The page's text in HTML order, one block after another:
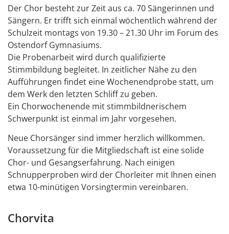
Der Chor besteht zur Zeit aus ca. 70 Sängerinnen und
Sängern. Er trifft sich einmal wöchentlich während der
Schulzeit montags von 19.30 – 21.30 Uhr im Forum des
Ostendorf Gymnasiums.
Die Probenarbeit wird durch qualifizierte
Stimmbildung begleitet. In zeitlicher Nähe zu den
Aufführungen findet eine Wochenendprobe statt, um
dem Werk den letzten Schliff zu geben.
Ein Chorwochenende mit stimmbildnerischem
Schwerpunkt ist einmal im Jahr vorgesehen.
Neue Chorsänger sind immer herzlich willkommen.
Voraussetzung für die Mitgliedschaft ist eine solide
Chor- und Gesangserfahrung. Nach einigen
Schnupperproben wird der Chorleiter mit Ihnen einen
etwa 10-minütigen Vorsingtermin vereinbaren.
Chorvita